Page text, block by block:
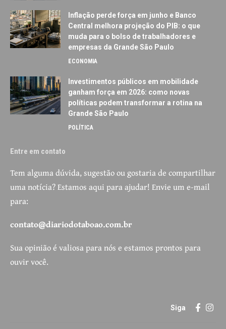
Inflação perde força em junho e Banco
Central melhora projeção do PIB: o que
muda para o bolso de trabalhadores e
empresas da Grande São Paulo
ECONOMIA
Investimentos públicos em mobilidade
ganham força em 2026: como novas
políticas podem transformar a rotina na
Grande São Paulo
POLÍTICA
Entre em contato
Tem alguma dúvida, sugestão ou gostaria de compartilhar
uma notícia? Estamos aqui para ajudar! Envie um e-mail
para:
contato@diariodotaboao.com.br
Sua opinião é valiosa para nós e estamos prontos para
ouvir você.
Siga